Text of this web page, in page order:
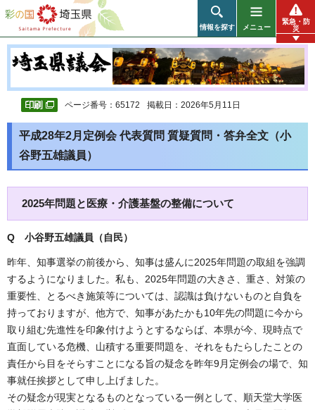
彩の国 埼玉県
情報を探す メニュー
緊急・防
災
ページ番号：65172 掲載日：2026年5月11日
平成28年2月定例会 代表質問 質疑質問・答弁全文（小
谷野五雄議員）
2025年問題と医療・介護基盤の整備について
Q 小谷野五雄議員（自民）
昨年、知事選挙の前後から、知事は盛んに2025年問題の取組を強調
するようになりました。私も、2025年問題の大きさ、重さ、対策の
重要性、とるべき施策等については、認識は負けないものと自負を
持っておりますが、他方で、知事があたかも10年先の問題に今から
取り組む先進性を印象付けようとするならば、本県が今、現時点で
直面している危機、山積する重要問題を、それをもたらしたことの
責任から目をそらすことになる旨の疑念を昨年9月定例会の場で、知
事就任挨拶として申し上げました。
その疑念が現実となるものとなっている一例として、順天堂大学医